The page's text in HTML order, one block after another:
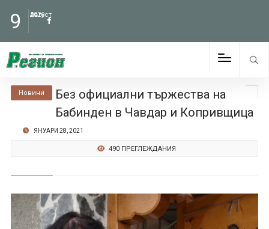
9 Август
2026
Новини
Без официални тържества на
Бабинден в Чавдар и Копривщица
ЯНУАРИ 28, 2021
490 ПРЕГЛЕЖДАНИЯ